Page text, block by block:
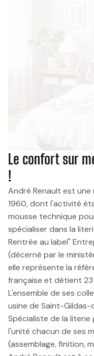
Le confort sur
!
André Renault est
1960, dont l'activité
mousse technique
spécialiser dans la
Rentrée au label"
(décerné par le
elle représente la
française et détient
L'ensemble de ses
usine de Saint-
Spécialiste de la
l'unité chacun de ses
(assemblage, finition,